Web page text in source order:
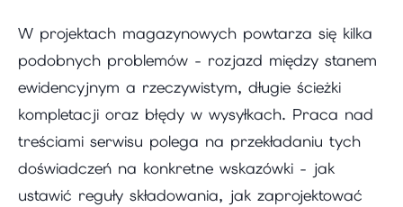
W projektach magazynowych powtarza się kilka
podobnych problemów - rozjazd między stanem
ewidencyjnym a rzeczywistym, długie ścieżki
kompletacji oraz błędy w wysyłkach. Praca nad
treściami serwisu polega na przekładaniu tych
doświadczeń na konkretne wskazówki - jak
ustawić reguły składowania, jak zaprojektować